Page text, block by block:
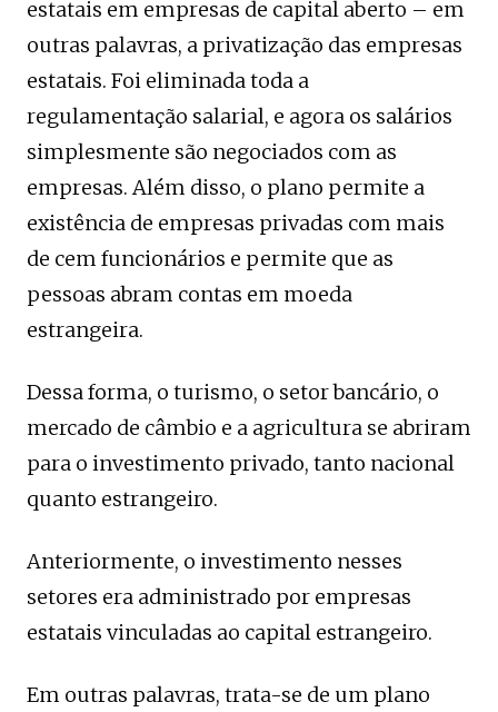
estatais em empresas de capital aberto – em
outras palavras, a privatização das empresas
estatais. Foi eliminada toda a
regulamentação salarial, e agora os salários
simplesmente são negociados com as
empresas. Além disso, o plano permite a
existência de empresas privadas com mais
de cem funcionários e permite que as
pessoas abram contas em moeda
estrangeira.
Dessa forma, o turismo, o setor bancário, o
mercado de câmbio e a agricultura se abriram
para o investimento privado, tanto nacional
quanto estrangeiro.
Anteriormente, o investimento nesses
setores era administrado por empresas
estatais vinculadas ao capital estrangeiro.
Em outras palavras, trata-se de um plano